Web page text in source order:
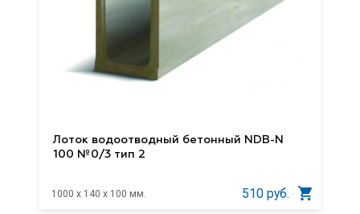
Лоток водоотводный бетонный NDB-N
100 №0/3 тип 2
1000 x 140 x 100 мм. 510 руб.